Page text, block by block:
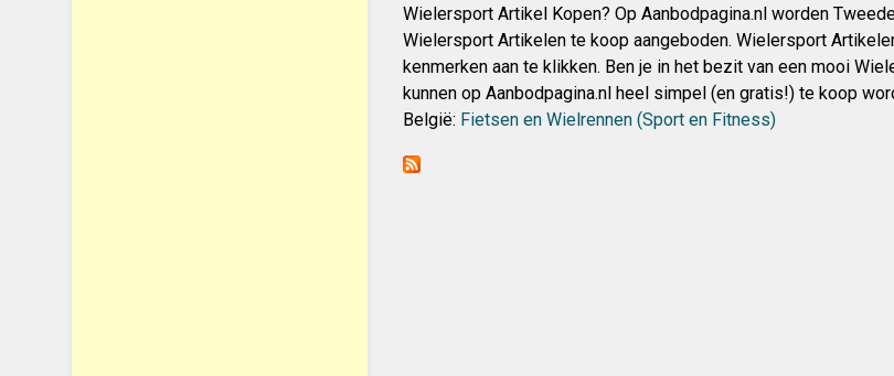
Wielersport Artikel Kopen? Op Aanbodpagina.nl worden
Wielersport Artikelen te koop aangeboden. Wielersport
kenmerken aan te klikken. Ben je in het bezit van een mooi
kunnen op Aanbodpagina.nl heel simpel (en gratis!) te koop
België: Fietsen en Wielrennen (Sport en Fitness)